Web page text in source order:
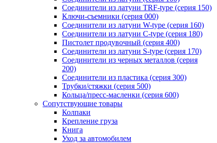
Соединители из латуни TRF-type (серия 150)
Ключи-съемники (серия 000)
Соединители из латуни W-type (серия 160)
Соединители из латуни С-type (серия 180)
Пистолет продувочный (серия 400)
Соединители из латуни S-type (серия 170)
Соединители из черных металлов (серия
200)
Соединители из пластика (серия 300)
Трубки/стяжки (серия 500)
Кольца/пресс-масленки (серия 600)
Сопутствующие товары
Колпаки
Крепление груза
Книга
Уход за автомобилем